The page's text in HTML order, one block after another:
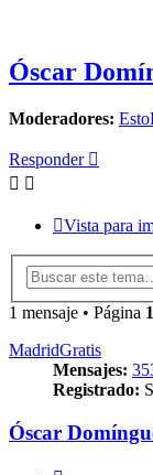
Óscar
Moderadores:
Responder
Vista para
1 mensaje • Página 1
MadridGratis
Mensajes:
Registrado:
Óscar